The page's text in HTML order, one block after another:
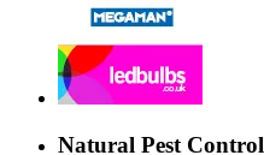
Natural Pest Control